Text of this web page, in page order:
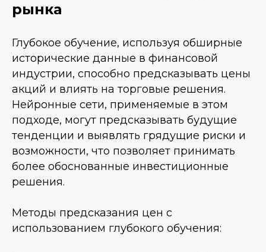
рынка
Глубокое обучение, используя обширные
исторические данные в финансовой
индустрии, способно предсказывать цены
акций и влиять на торговые решения.
Нейронные сети, применяемые в этом
подходе, могут предсказывать будущие
тенденции и выявлять грядущие риски и
возможности, что позволяет принимать
более обоснованные инвестиционные
решения.
Методы предсказания цен с
использованием глубокого обучения: